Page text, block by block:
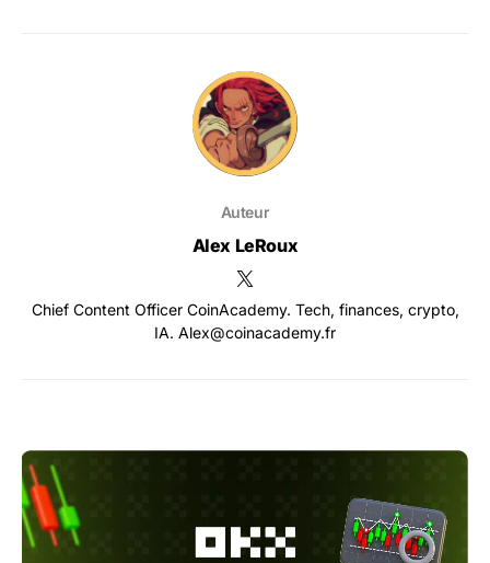
Auteur
Alex LeRoux
Chief Content Officer CoinAcademy. Tech, finances, crypto,
IA. Alex@coinacademy.fr